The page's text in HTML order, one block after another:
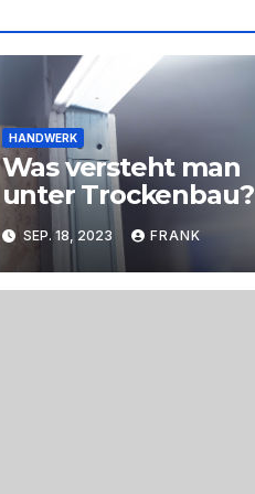
HANDWERK
Was versteht man
unter Trockenbau?
SEP. 18, 2023 FRANK